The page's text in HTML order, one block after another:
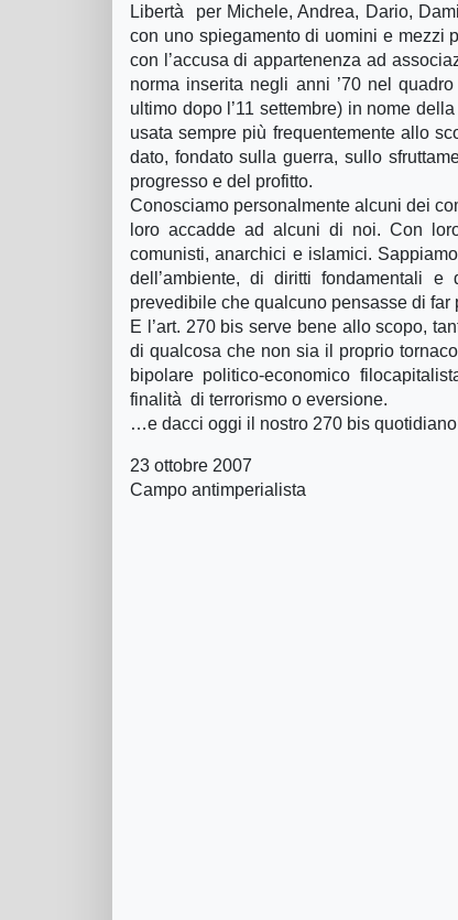
Libertà per Michele, Andrea, Dario,
con uno spiegamento di uomini e mezzi
con l’accusa di appartenenza ad
norma inserita negli anni ’70 nel
ultimo dopo l’11 settembre) in nome
usata sempre più frequentemente allo
dato, fondato sulla guerra, sullo
progresso e del profitto.
Conosciamo personalmente alcuni dei
loro accadde ad alcuni di noi. Con
comunisti, anarchici e islamici.
dell’ambiente, di diritti fondamentali
prevedibile che qualcuno pensasse di far
E l’art. 270 bis serve bene allo scopo,
di qualcosa che non sia il proprio
bipolare politico-economico
finalità di terrorismo o eversione.
…e dacci oggi il nostro 270 bis
23 ottobre 2007
Campo antimperialista